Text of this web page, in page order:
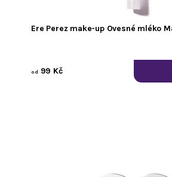
Ere Perez make-up Ovesné mléko
od 99 Kč